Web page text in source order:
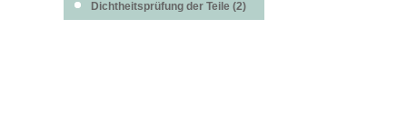
Dichtheitsprüfung der Teile (2)